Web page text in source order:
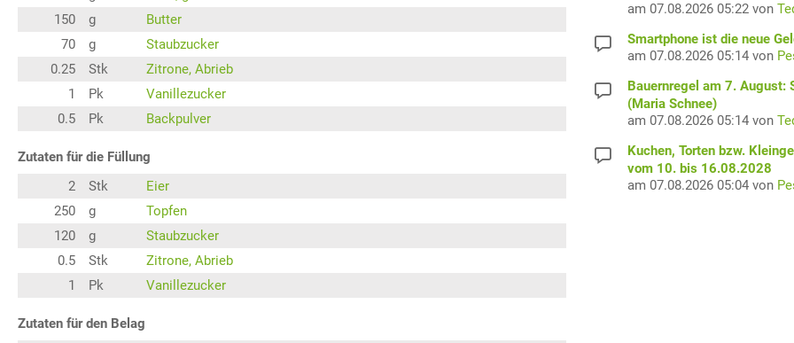
150
g
Butter
70
g
Staubzucker
0.25
Stk
Zitrone, Abrieb
1
Pk
Vanillezucker
0.5
Pk Backpulver
Zutaten für die Füllung
2
Stk
Eier
250
g
Topfen
120
g
Staubzucker
0.5
Stk
Zitrone, Abrieb
1
Pk Vanillezucker
Zutaten für den Belag
am 07.08.2026 05:22 von
Smartphone ist die neue
am 07.08.2026 05:14 von
Bauernregel am 7. August:
(Maria Schnee)
am 07.08.2026 05:14 von
Kuchen, Torten bzw.
vom 10. bis 16.08.2028
am 07.08.2026 05:04 von